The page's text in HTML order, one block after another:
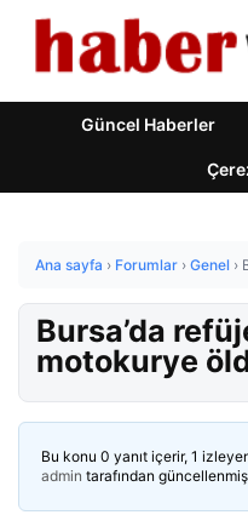
Güncel Haberler
Ana sayfa › Forumlar › Genel ›
Bursa’da
motokurye
Bu konu 0 yanıt içerir, 1
admin tarafından